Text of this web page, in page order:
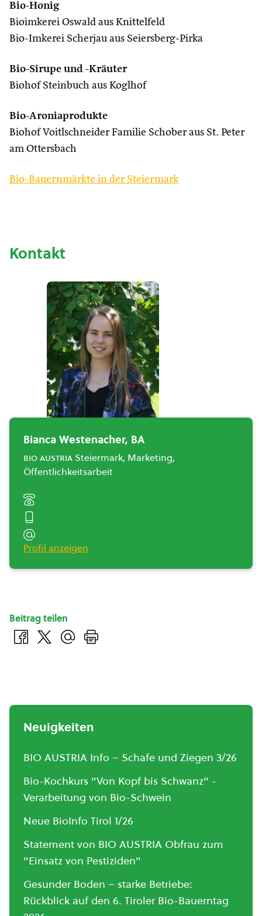
Bio-Honig
Bioimkerei Oswald aus Knittelfeld
Bio-Imkerei Scherjau aus Seiersberg-Pirka
Bio-Sirupe und -Kräuter
Biohof Steinbuch aus Koglhof
Bio-Aroniaprodukte
Biohof Voitlschneider Familie Schober aus St. Peter
am Ottersbach
Bio-Bauernmärkte in der Steiermark
Kontakt
Bianca Westenacher, BA
bio austria Steiermark, Marketing,
Öffentlichkeitsarbeit
Profil anzeigen
Beitrag teilen
Neuigkeiten
BIO AUSTRIA Info – Schafe und Ziegen 3/26
Bio-Kochkurs "Von Kopf bis Schwanz" -
Verarbeitung von Bio-Schwein
Neue BioInfo Tirol 1/26
Statement von BIO AUSTRIA Obfrau zum
"Einsatz von Pestiziden"
Gesunder Boden – starke Betriebe:
Rückblick auf den 6. Tiroler Bio-Bauerntag